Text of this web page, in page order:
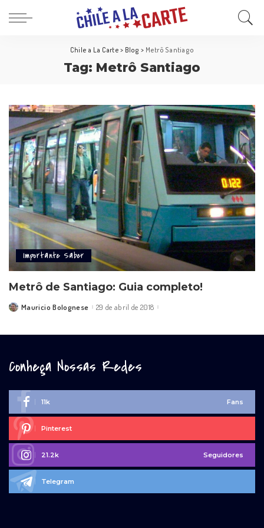
Chile a La Carte > Blog > Metrô Santiago
Tag: Metrô Santiago
Importante Saber
Metrô de Santiago: Guia completo!
PostedMauricio Bolognese 29 de abril de 2018
Conheça Nossas Redes
11k Fans
Pinterest
21.2k Seguidores
Telegram